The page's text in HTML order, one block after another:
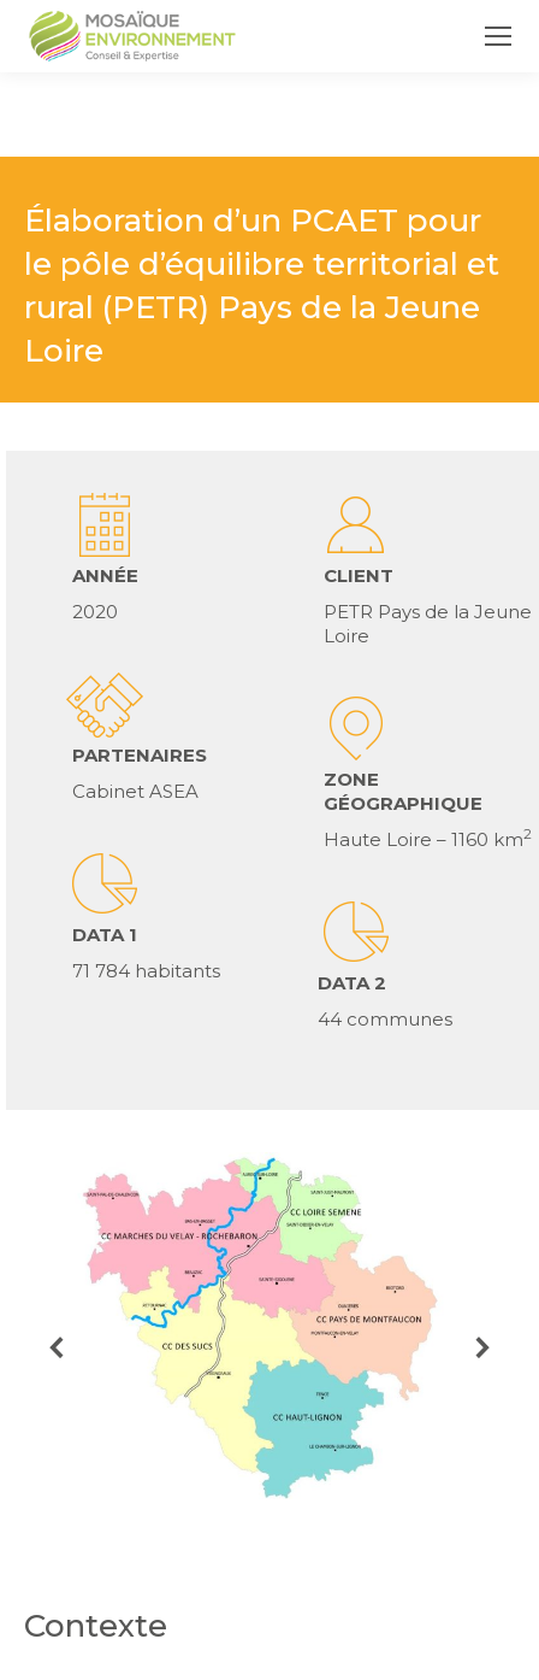
Élaboration d’un PCAET pour
le pôle d’équilibre territorial et
rural (PETR) Pays de la Jeune
Loire
ANNÉE
2020
PARTENAIRES
Cabinet ASEA
DATA 1
71 784 habitants
CLIENT
PETR Pays de la Jeune
Loire
ZONE
GÉOGRAPHIQUE
Haute Loire – 1160 km2
DATA 2
44 communes
Contexte